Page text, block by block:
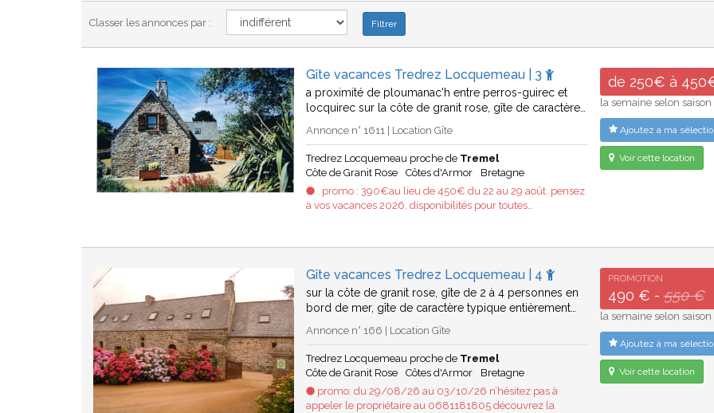
Classer les annonces par :
Gîte vacances Tredrez Locquemeau | 3
a proximité de ploumanac'h entre perros-guirec et
locquirec sur la côte de granit rose, gîte de caractère…
Annonce n° 1611 | Location Gîte
Tredrez Locquemeau proche de Tremel
Côte de Granit Rose
Côtes d'Armor
Bretagne
. promo : 390€au lieu de 450€ du 22 au 29 août. pensez
à vos vacances 2026. disponibilités pour toutes…
de 250€ à
la semaine selon saison
Ajoutez à ma
Voir cette location
Gîte vacances Tredrez Locquemeau | 4
sur la côte de granit rose, gîte de 2 à 4 personnes en
bord de mer, gîte de caractère typique entièrement…
Annonce n° 166 | Location Gîte
Tredrez Locquemeau proche de Tremel
Côte de Granit Rose
Côtes d'Armor
Bretagne
promo: du 29/08/26 au 03/10/26 n’hésitez pas à
appeler le propriétaire au 0681181805 découvrez la
PROMOTION
490 € -550 €
la semaine selon saison
Ajoutez à ma
Voir cette location